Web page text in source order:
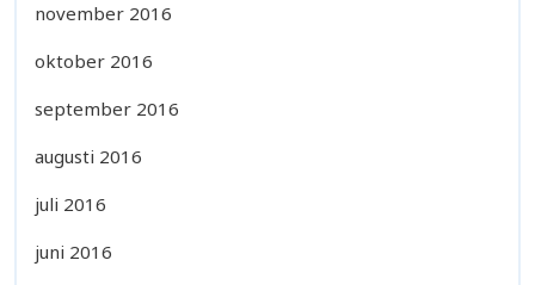
november 2016
oktober 2016
september 2016
augusti 2016
juli 2016
juni 2016